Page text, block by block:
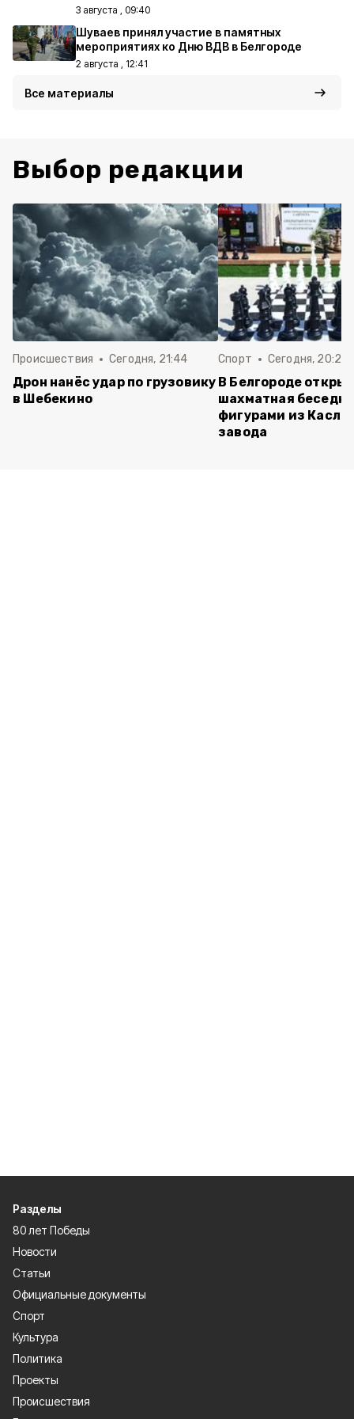
3 августа , 09:40
Шуваев принял участие в памятных
мероприятиях ко Дню ВДВ в Белгороде
2 августа , 12:41
Все материалы
Выбор редакции
Происшествия Сегодня, 21:44
Дрон нанёс удар по грузовику
в Шебекино
Спорт Сегодня, 20:24
В Белгороде
шахматная
фигурами из
завода
Разделы
80 лет Победы
Новости
Статьи
Официальные документы
Спорт
Культура
Политика
Проекты
Происшествия